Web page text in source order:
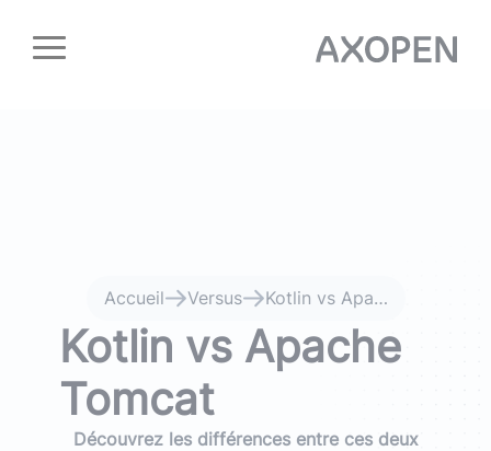
Accueil Versus Kotlin vs Apache Tomcat
Kotlin vs Apache
Tomcat
Découvrez les différences entre ces deux